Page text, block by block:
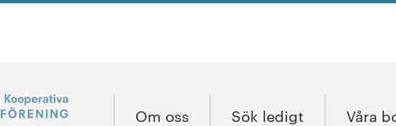
Om oss Sök ledigt Våra